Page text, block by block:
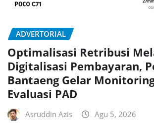
ADVERTORIAL
Optimalisasi Retribusi
Digitalisasi Pembayaran,
Bantaeng Gelar
Evaluasi PAD
Asruddin Azis Agu 5, 2026